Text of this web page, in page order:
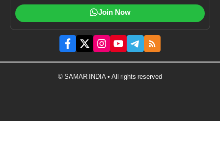
Join Now
© SAMAR INDIA • All rights reserved